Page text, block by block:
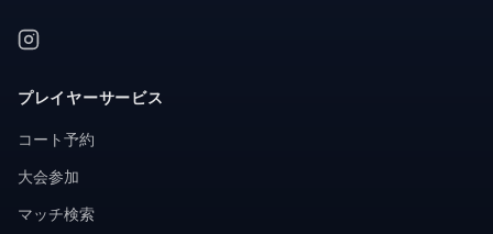
プレイヤーサービス
コート予約
大会参加
マッチ検索